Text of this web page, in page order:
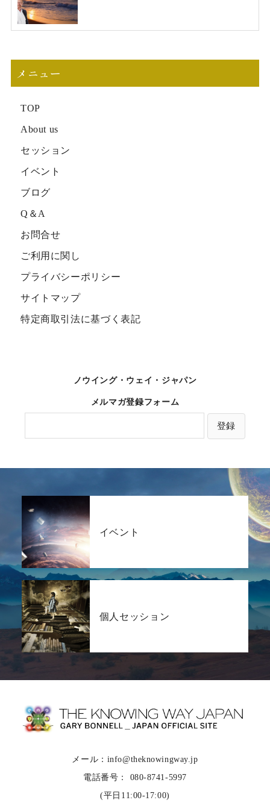
メニュー
TOP
About us
セッション
イベント
ブログ
Q＆A
お問合せ
ご利用に関し
プライバシーポリシー
サイトマップ
特定商取引法に基づく表記
ノウイング・ウェイ・ジャパン
メルマガ登録フォーム
イベント
個人セッション
メール：info@theknowingway.jp
電話番号： 080-8741-5997
(平日11:00-17:00)